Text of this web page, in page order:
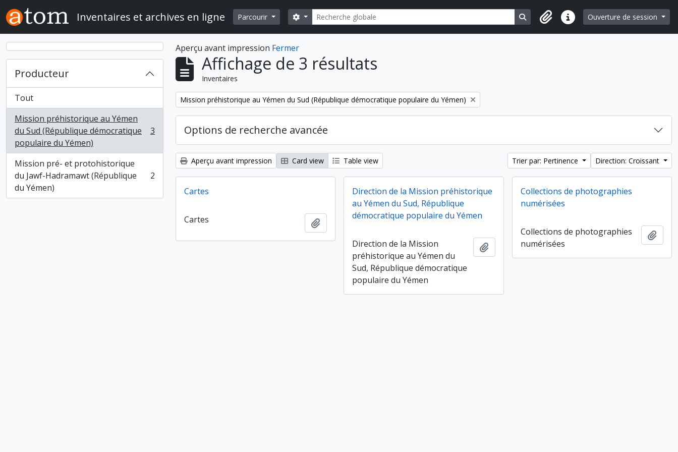
Skip to main content
Inventaires et archives en ligne Parcourir Rechercher
Search options Search in browse page
Liens rapidesOuverture de session
Producteur
Tout
Mission préhistorique au Yémen
du Sud (République démocratique
populaire du Yémen)
, 3 résultats 3
Mission pré- et protohistorique
du Jawf-Hadramawt (République
du Yémen)
, 2 résultats 2
Aperçu avant impression Fermer
Affichage de 3 résultats
Inventaires
Remove filter:
Mission préhistorique au Yémen du Sud (République démocratique populaire du Yémen)
Options de recherche avancée
Aperçu avant impression Card view Table view Trier par: Pertinence Direction: Croissant
Cartes
Cartes Ajouter au presse-papier
Direction de la Mission préhistorique
au Yémen du Sud, République
démocratique populaire du Yémen
Direction de la Mission
préhistorique au Yémen du
Sud, République démocratique
populaire du Yémen
Ajouter au presse-papier
Collections de photographies
numérisées
Collections de photographies
numérisées